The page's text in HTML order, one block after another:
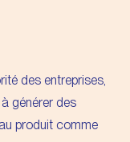
des entreprises,
générer des
produit comme